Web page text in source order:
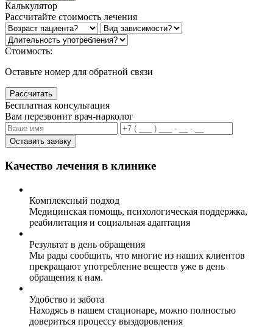
Калькулятор
Рассчитайте стоимость лечения
Стоимость:
Оставьте номер для обратной связи
Рассчитать
Бесплатная консультация
Вам перезвонит врач-нарколог
Оставить заявку
Качество лечения в клинике
Комплексный подход
Медицинская помощь, психологическая поддержка,
реабилитация и социальная адаптация
Результат в день обращения
Мы рады сообщить, что многие из наших клиентов
прекращают употребление веществ уже в день
обращения к нам.
Удобство и забота
Находясь в нашем стационаре, можно полностью
довериться процессу выздоровления